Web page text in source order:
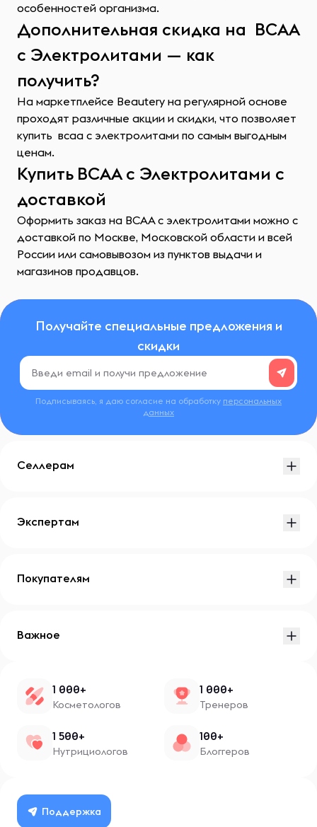
особенностей организма.
Дополнительная скидка на ВСАА
с Электролитами — как
получить?
На маркетплейсе Beautery на регулярной основе
проходят различные акции и скидки, что позволяет
купить всаа с электролитами по самым выгодным
ценам.
Купить ВСАА с Электролитами с
доставкой
Оформить заказ на ВСАА с электролитами можно с
доставкой по Москве, Московской области и всей
России или самовывозом из пунктов выдачи и
магазинов продавцов.
Получайте специальные предложения и
скидки
Подписываясь, я даю согласие на обработку персональных
данных
Селлерам
Экспертам
Покупателям
Важное
1 000+
Косметологов
1 000+
Тренеров
1 500+
Нутрициологов
100+
Блоггеров
Поддержка